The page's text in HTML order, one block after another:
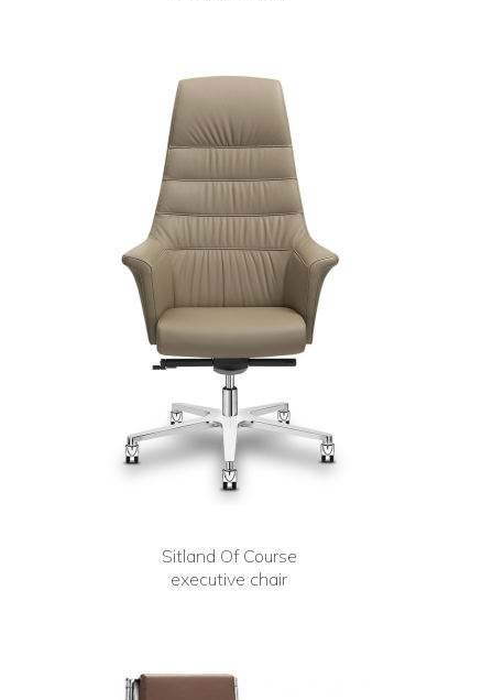
Sitland Of Course
executive chair